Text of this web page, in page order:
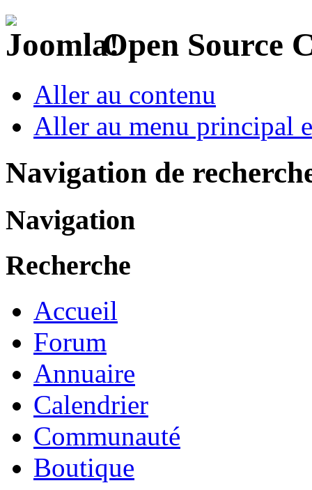
Open Source
Aller au contenu
Aller au menu principal
Navigation de
Navigation
Recherche
Accueil
Forum
Annuaire
Calendrier
Communauté
Boutique